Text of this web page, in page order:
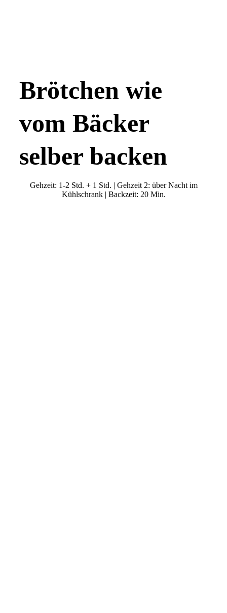
Brötchen wie
vom Bäcker
selber backen
Gehzeit: 1-2 Std. + 1 Std. | Gehzeit 2: über Nacht im
Kühlschrank | Backzeit: 20 Min.